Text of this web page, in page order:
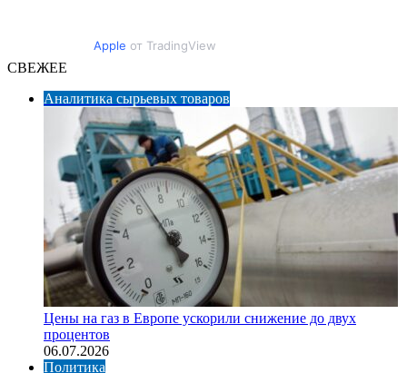
Apple от TradingView
СВЕЖЕЕ
Аналитика сырьевых товаров
Цены на газ в Европе ускорили снижение до двух
процентов
06.07.2026
Политика